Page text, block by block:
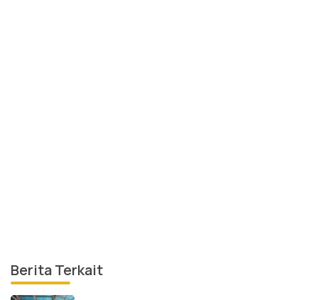
Berita Terkait